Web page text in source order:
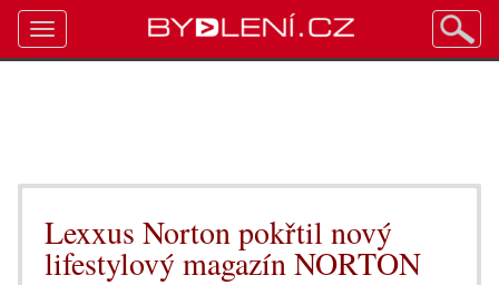
Lexxus Norton pokřtil nový
lifestylový magazín NORTON
Toggle
navigation